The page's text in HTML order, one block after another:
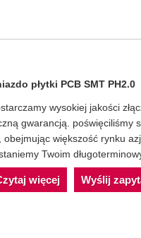
płytki PCB SMT PH2.0
wysokiej jakości
gwarancją. poświęciliśmy
obejmując większość rynku
Twoim
więcej Wyślij